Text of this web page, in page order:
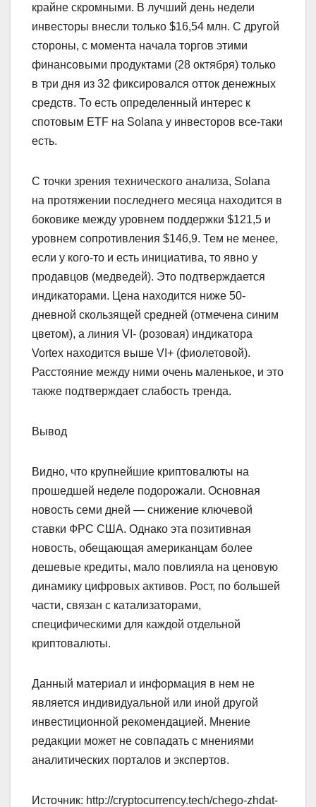
крайне скромными. В лучший день недели
инвесторы внесли только $16,54 млн. С другой
стороны, с момента начала торгов этими
финансовыми продуктами (28 октября) только
в три дня из 32 фиксировался отток денежных
средств. То есть определенный интерес к
спотовым ETF на Solana у инвесторов все-таки
есть.
С точки зрения технического анализа, Solana
на протяжении последнего месяца находится в
боковике между уровнем поддержки $121,5 и
уровнем сопротивления $146,9. Тем не менее,
если у кого-то и есть инициатива, то явно у
продавцов (медведей). Это подтверждается
индикаторами. Цена находится ниже 50-
дневной скользящей средней (отмечена синим
цветом), а линия VI- (розовая) индикатора
Vortex находится выше VI+ (фиолетовой).
Расстояние между ними очень маленькое, и это
также подтверждает слабость тренда.
Вывод
Видно, что крупнейшие криптовалюты на
прошедшей неделе подорожали. Основная
новость семи дней — снижение ключевой
ставки ФРС США. Однако эта позитивная
новость, обещающая американцам более
дешевые кредиты, мало повлияла на ценовую
динамику цифровых активов. Рост, по большей
части, связан с катализаторами,
специфическими для каждой отдельной
криптовалюты.
Данный материал и информация в нем не
является индивидуальной или иной другой
инвестиционной рекомендацией. Мнение
редакции может не совпадать с мнениями
аналитических порталов и экспертов.
Источник: http://cryptocurrency.tech/chego-zhdat-